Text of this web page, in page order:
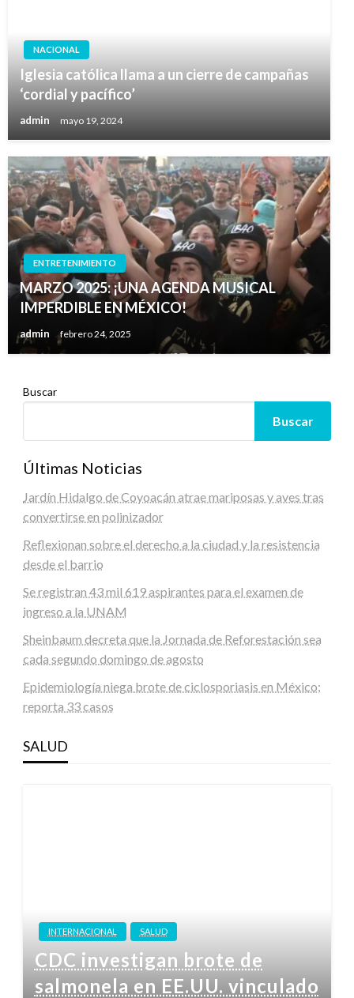
NACIONAL
Iglesia católica llama a un cierre de campañas
‘cordial y pacífico’
admin mayo 19, 2024
ENTRETENIMIENTO
MARZO 2025: ¡UNA AGENDA MUSICAL
IMPERDIBLE EN MÉXICO!
admin febrero 24, 2025
Buscar
Buscar
Últimas Noticias
Jardín Hidalgo de Coyoacán atrae mariposas y aves tras
convertirse en polinizador
Reflexionan sobre el derecho a la ciudad y la resistencia
desde el barrio
Se registran 43 mil 619 aspirantes para el examen de
ingreso a la UNAM
Sheinbaum decreta que la Jornada de Reforestación sea
cada segundo domingo de agosto
Epidemiología niega brote de ciclosporiasis en México;
reporta 33 casos
SALUD
INTERNACIONAL SALUD
CDC investigan brote de
salmonela en EE.UU. vinculado